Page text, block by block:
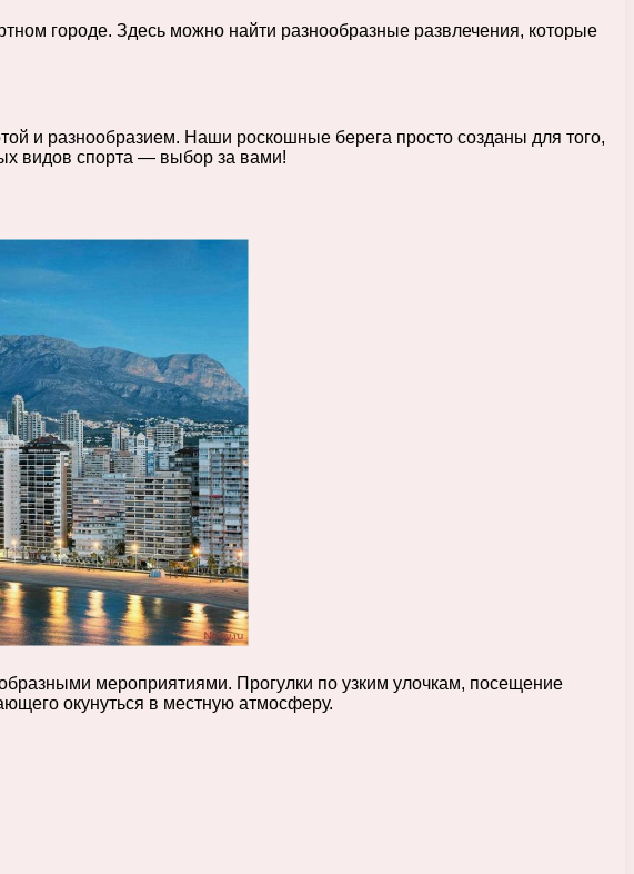
городе. Здесь можно найти разнообразные развлечения, которые
и разнообразием. Наши роскошные берега просто созданы для того,
видов спорта — выбор за вами!
мероприятиями. Прогулки по узким улочкам, посещение
окунуться в местную атмосферу.